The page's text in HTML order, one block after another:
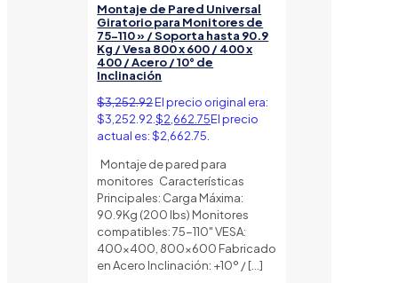
Montaje de Pared Universal
Giratorio para Monitores de
75-110 » / Soporta hasta 90.9
Kg / Vesa 800 x 600 / 400 x
400 / Acero / 10° de
Inclinación
$3,252.92El precio original era:
$3,252.92.$2,662.75El precio
actual es: $2,662.75.
Montaje de pared para
monitores Características
Principales: Carga Máxima:
90.9Kg (200 lbs) Monitores
compatibles: 75-110" VESA:
400×400, 800×600 Fabricado
en Acero Inclinación: +10º /[…]